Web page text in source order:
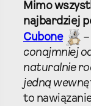
Mimo
najbardziej
Cubone
conajmniej
naturalnie
jedną
to